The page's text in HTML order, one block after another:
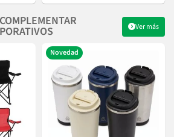
Ver más
Novedad